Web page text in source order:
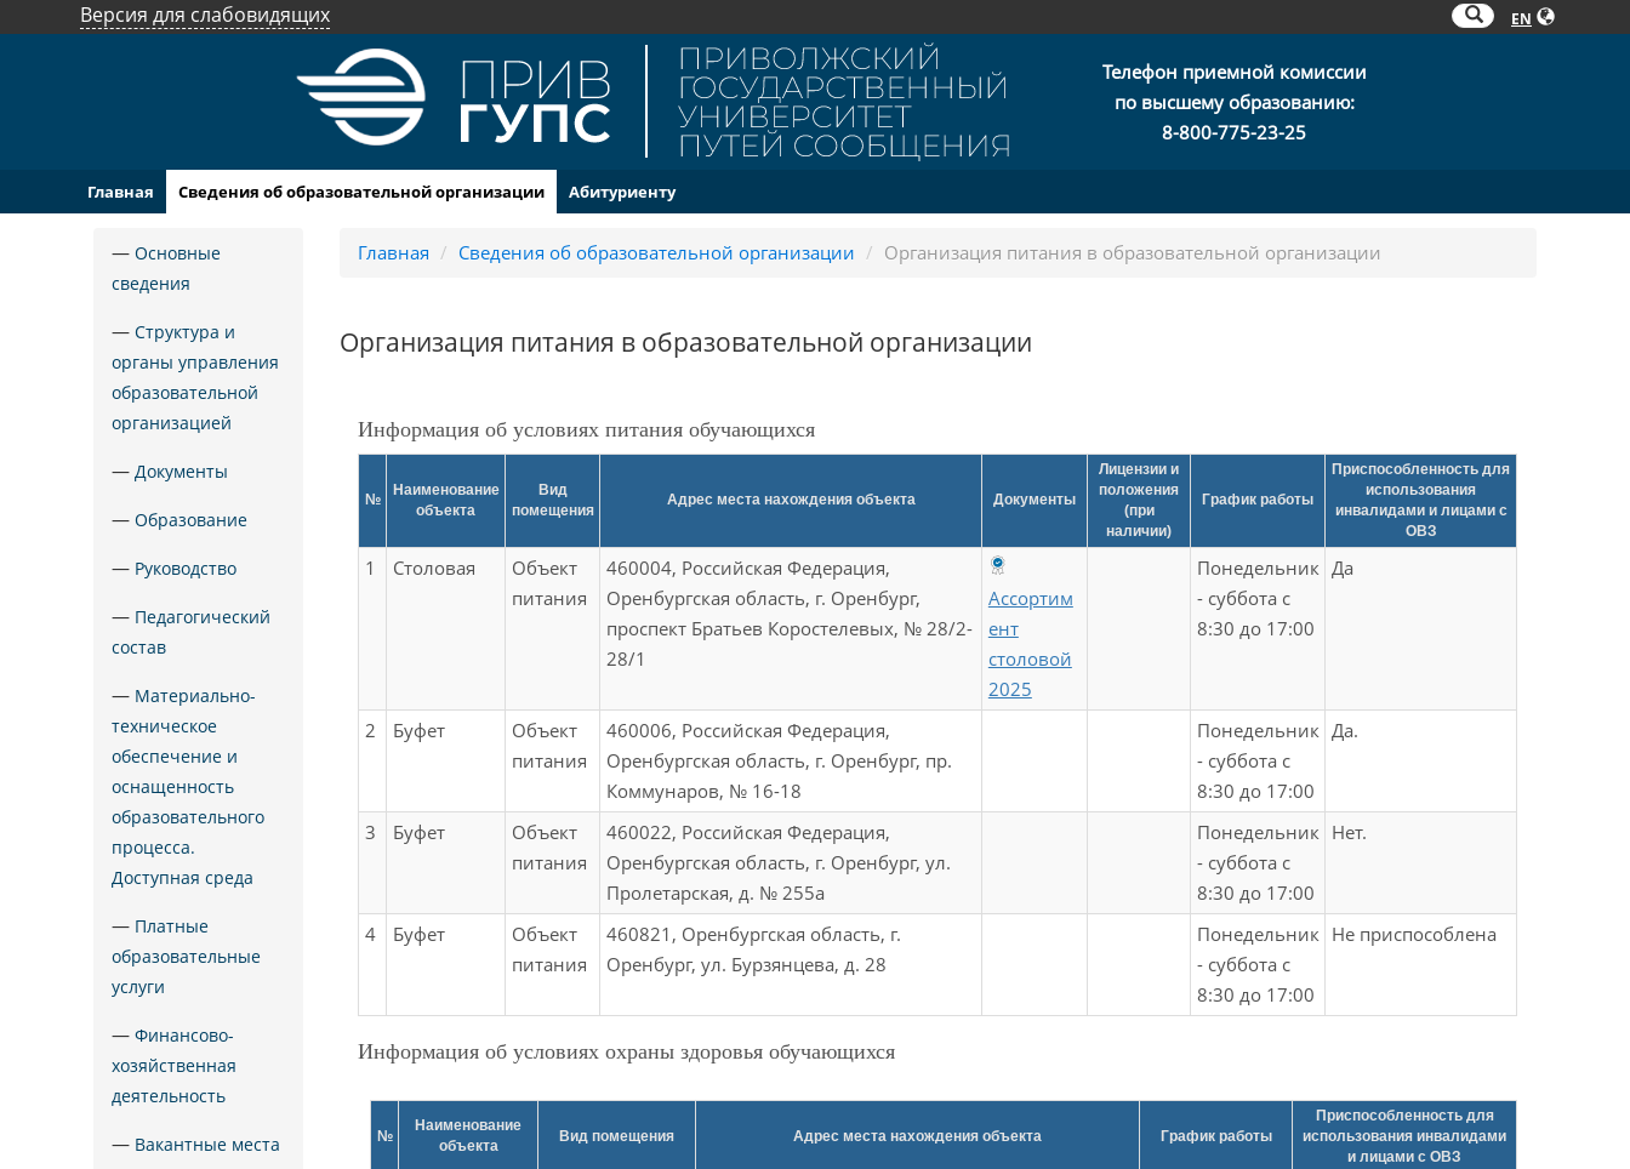
Версия для слабовидящих EN
Телефон приемной комиссии
по высшему образованию:
8-800-775-23-25
Главная Сведения об образовательной организации Абитуриенту
— Основные
сведения
— Структура и
органы управления
образовательной
организацией
— Документы
— Образование
— Руководство
— Педагогический
состав
— Материально-
техническое
обеспечение и
оснащенность
образовательного
процесса.
Доступная среда
— Платные
образовательные
услуги
— Финансово-
хозяйственная
деятельность
— Вакантные места
Главная / Сведения об образовательной организации / Организация питания в образовательной организации
Организация питания в образовательной организации
Информация об условиях питания обучающихся
№
Наименование
объекта
Вид
помещения
Адрес места нахождения объекта Документы
Лицензии и
положения
(при
наличии)
График работы
Приспособленность для
использования
инвалидами и лицами с
ОВЗ
1 Столовая
Объект
питания
460004, Российская Федерация,
Оренбургская область, г. Оренбург,
проспект Братьев Коростелевых, № 28/2-
28/1
Ассортим
ент
столовой
2025
Понедельник
- суббота с
8:30 до 17:00
Да
2 Буфет
Объект
питания
460006, Российская Федерация,
Оренбургская область, г. Оренбург, пр.
Коммунаров, № 16-18
Понедельник
- суббота с
8:30 до 17:00
Да.
3 Буфет
Объект
питания
460022, Российская Федерация,
Оренбургская область, г. Оренбург, ул.
Пролетарская, д. № 255а
Понедельник
- суббота с
8:30 до 17:00
Нет.
4 Буфет
Объект
питания
460821, Оренбургская область, г.
Оренбург, ул. Бурзянцева, д. 28
Понедельник
- суббота с
8:30 до 17:00
Не приспособлена
Информация об условиях охраны здоровья обучающихся
№
Наименование
объекта
Вид помещения Адрес места нахождения объекта График работы
Приспособленность для
использования инвалидами
и лицами с ОВЗ